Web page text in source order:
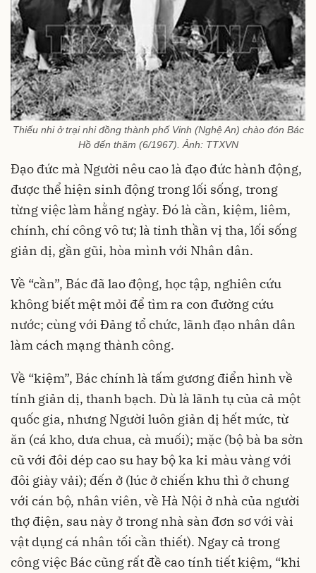
Thiếu nhi ở trại nhi đồng thành phố Vinh (Nghệ An) chào đón Bác
Hồ đến thăm (6/1967). Ảnh: TTXVN
Đạo đức mà Người nêu cao là đạo đức hành động,
được thể hiện sinh động trong lối sống, trong
từng việc làm hằng ngày. Đó là cần, kiệm, liêm,
chính, chí công vô tư; là tinh thần vị tha, lối sống
giản dị, gần gũi, hòa mình với Nhân dân.
Về “cần”, Bác đã lao động, học tập, nghiên cứu
không biết mệt mỏi để tìm ra con đường cứu
nước; cùng với Đảng tổ chức, lãnh đạo nhân dân
làm cách mạng thành công.
Về “kiệm”, Bác chính là tấm gương điển hình về
tính giản dị, thanh bạch. Dù là lãnh tụ của cả một
quốc gia, nhưng Người luôn giản dị hết mức, từ
ăn (cá kho, dưa chua, cà muối); mặc (bộ bà ba sờn
cũ với đôi dép cao su hay bộ ka ki màu vàng với
đôi giày vải); đến ở (lúc ở chiến khu thì ở chung
với cán bộ, nhân viên, về Hà Nội ở nhà của người
thợ điện, sau này ở trong nhà sàn đơn sơ với vài
vật dụng cá nhân tối cần thiết). Ngay cả trong
công việc Bác cũng rất đề cao tính tiết kiệm, “khi